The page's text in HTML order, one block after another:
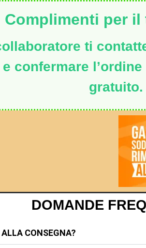
Complimenti per
ti
confermare
gratuito.
DOMANDE
ALLA CONSEGNA?